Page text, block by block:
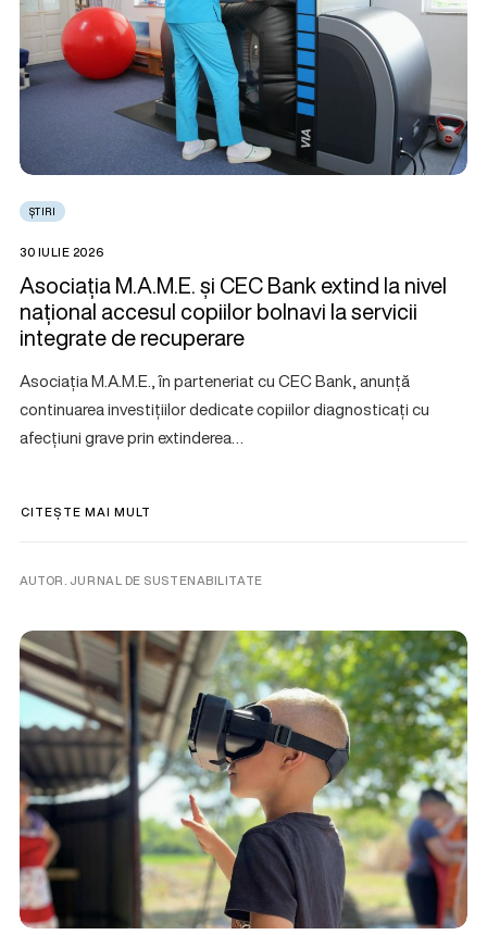
ȘTIRI
30 IULIE 2026
Asociația M.A.M.E. și CEC Bank extind la nivel
național accesul copiilor bolnavi la servicii
integrate de recuperare
Asociația M.A.M.E., în parteneriat cu CEC Bank, anunță
continuarea investițiilor dedicate copiilor diagnosticați cu
afecțiuni grave prin extinderea…
CITEȘTE MAI MULT
AUTOR. JURNAL DE SUSTENABILITATE